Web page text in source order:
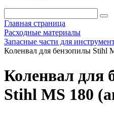
Главная страница
Расходные материалы
Запасные части для
Коленвал для бензопилы Stihl
Коленвал для
Stihl MS 180